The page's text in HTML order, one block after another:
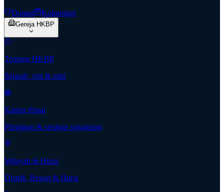
Donasi Kolportase
Gereja HKBP
Tentang HKBP
Sejarah, visi & misi
Kantor Pusat
Pimpinan & struktur organisasi
Wilayah & Huria
Distrik, Resort & Huria